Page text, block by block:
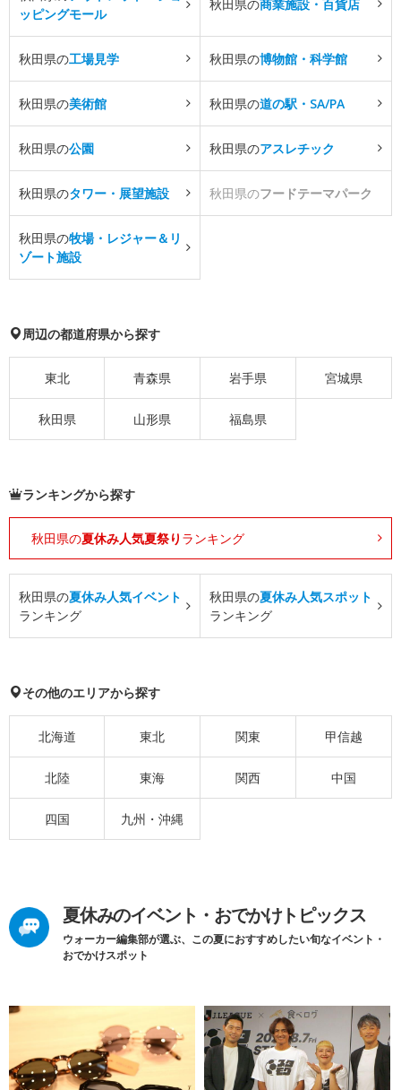
ッピングモール
秋田県の商業施設・百貨店
秋田県の工場見学 秋田県の博物館・科学館
秋田県の美術館 秋田県の道の駅・SA/PA
秋田県の公園 秋田県のアスレチック
秋田県のタワー・展望施設 秋田県のフードテーマパーク
秋田県の牧場・レジャー＆リ
ゾート施設
周辺の都道府県から探す
東北 青森県 岩手県 宮城県
秋田県 山形県 福島県
ランキングから探す
秋田県の夏休み人気夏祭り ランキング
秋田県の夏休み人気イベント
ランキング
秋田県の夏休み人気スポット
ランキング
その他のエリアから探す
北海道 東北 関東 甲信越
北陸 東海 関西 中国
四国 九州・沖縄
夏休みのイベント・おでかけトピックス
ウォーカー編集部が選ぶ、この夏におすすめしたい旬なイベント・
おでかけスポット